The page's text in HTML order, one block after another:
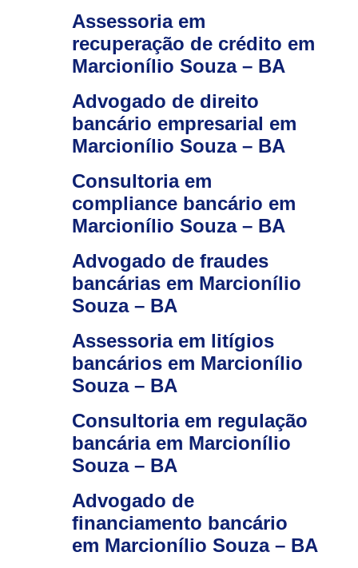
Assessoria em
recuperação de crédito em
Marcionílio Souza – BA
Advogado de direito
bancário empresarial em
Marcionílio Souza – BA
Consultoria em
compliance bancário em
Marcionílio Souza – BA
Advogado de fraudes
bancárias em Marcionílio
Souza – BA
Assessoria em litígios
bancários em Marcionílio
Souza – BA
Consultoria em regulação
bancária em Marcionílio
Souza – BA
Advogado de
financiamento bancário
em Marcionílio Souza – BA